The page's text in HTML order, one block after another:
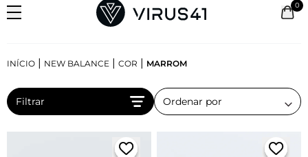
0
INÍCIO | NEW BALANCE | COR | MARROM
Filtrar